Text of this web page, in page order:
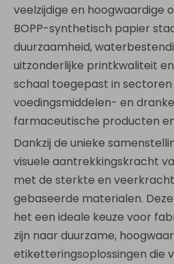
veelzijdige en hoogwaardige
BOPP-synthetisch papier
duurzaamheid,
uitzonderlijke printkwaliteit
schaal toegepast in sectoren
voedingsmiddelen- en
farmaceutische producten
Dankzij de unieke
visuele aantrekkingskracht
met de sterkte en
gebaseerde materialen.
het een ideale keuze voor
zijn naar duurzame,
etiketteringsoplossingen die